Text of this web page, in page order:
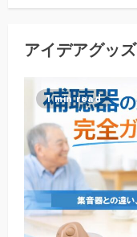
アイデアグッズ
1 min read